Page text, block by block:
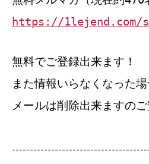
https://1lejend.com/
無料でご登録出来ます！
また情報いらなくなった
メールは削除出来ますの